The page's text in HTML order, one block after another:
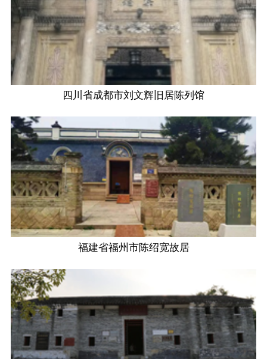
四川省成都市刘文辉旧居陈列馆
福建省福州市陈绍宽故居